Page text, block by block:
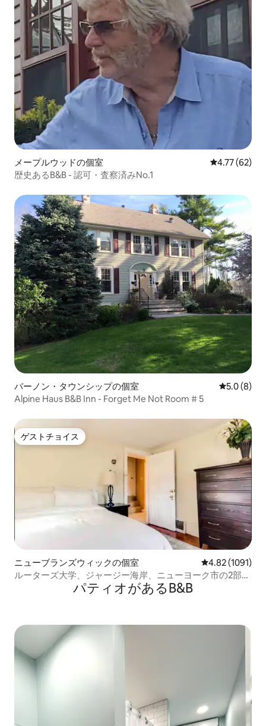
メープルウッドの個室 レビュー62
4.77 (62)
歴史あるB&B - 認可・査察済みNo.1
バーノン・タウンシップの個室 レビュー8
5.0 (8)
Alpine Haus B&B Inn - Forget Me Not Room # 5
ゲストチョイス
ゲストチョイス
ニューブランズウィックの個室 レビュー1091
4.82 (1091)
ルーターズ大学、ジャージー海岸、ニューヨーク市の2部屋
パティオがあるB&B